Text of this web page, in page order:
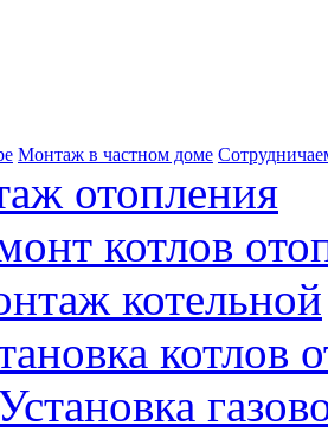
Монтаж в частном доме
отопления
котлов
котельной
котлов